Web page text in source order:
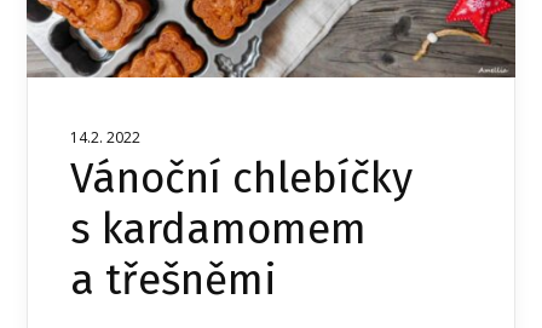
14.2. 2022
Vánoční chlebíčky
s kardamomem
a třešněmi